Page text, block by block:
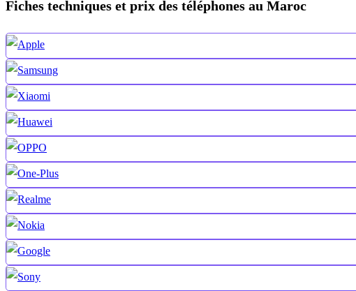
Fiches techniques et prix des téléphones au Maroc